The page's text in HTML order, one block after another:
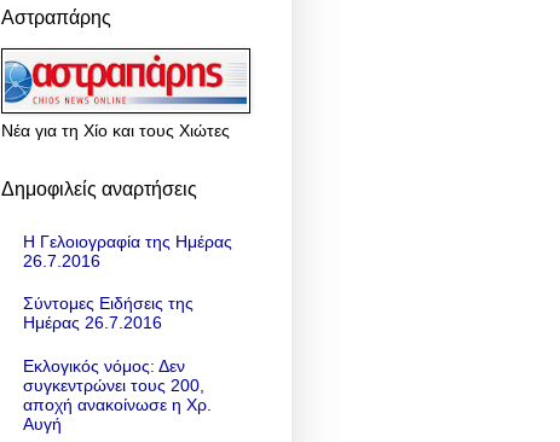
Αστραπάρης
Νέα για τη Χίο και τους Χιώτες
Δημοφιλείς αναρτήσεις
Η Γελοιογραφία της Ημέρας
26.7.2016
Σύντομες Ειδήσεις της
Ημέρας 26.7.2016
Εκλογικός νόμος: Δεν
συγκεντρώνει τους 200,
αποχή ανακοίνωσε η Χρ.
Αυγή